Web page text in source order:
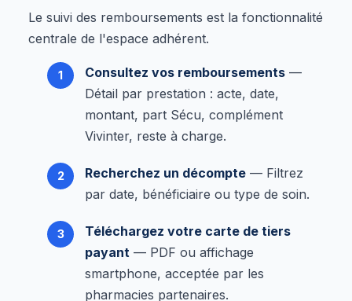
Le suivi des remboursements est la fonctionnalité
centrale de l'espace adhérent.
Consultez vos remboursements —
Détail par prestation : acte, date,
montant, part Sécu, complément
Vivinter, reste à charge.
Recherchez un décompte — Filtrez
par date, bénéficiaire ou type de soin.
Téléchargez votre carte de tiers
payant — PDF ou affichage
smartphone, acceptée par les
pharmacies partenaires.